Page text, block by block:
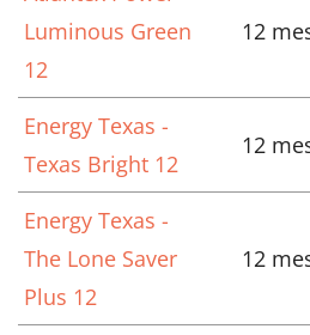
Luminous Green
12
12
Energy Texas -
Texas Bright 12
12
Energy Texas -
The Lone Saver
Plus 12
12